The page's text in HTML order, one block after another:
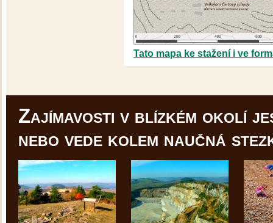
Tato mapa ke stažení i ve
Zajímavosti v blízkém okolí
nebo vede kolem naučná